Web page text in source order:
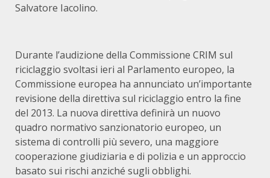
Salvatore Iacolino.
Durante l’audizione della Commissione CRIM sul
riciclaggio svoltasi ieri al Parlamento europeo, la
Commissione europea ha annunciato un’importante
revisione della direttiva sul riciclaggio entro la fine
del 2013. La nuova direttiva definirà un nuovo
quadro normativo sanzionatorio europeo, un
sistema di controlli più severo, una maggiore
cooperazione giudiziaria e di polizia e un approccio
basato sui rischi anziché sugli obblighi.